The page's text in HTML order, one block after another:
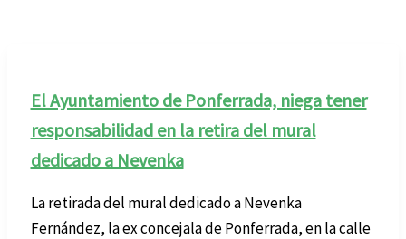
El Ayuntamiento de Ponferrada, niega tener
responsabilidad en la retira del mural
dedicado a Nevenka
La retirada del mural dedicado a Nevenka
Fernández, la ex concejala de Ponferrada, en la calle